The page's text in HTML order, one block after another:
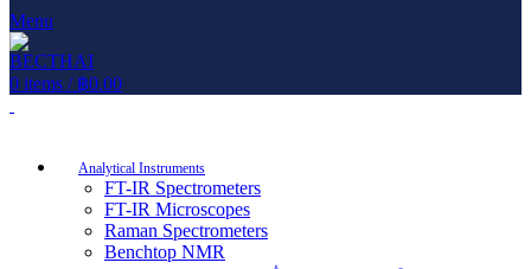
Menu
0 items / ฿0.00
Analytical Instruments
FT-IR Spectrometers
FT-IR Microscopes
Raman Spectrometers
Benchtop NMR